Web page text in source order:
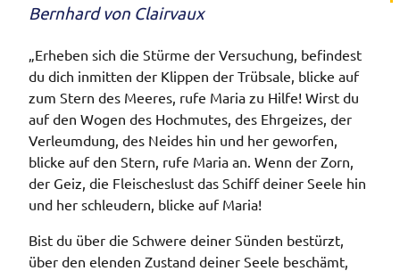
Bernhard von Clairvaux
„Erheben sich die Stürme der Versuchung, befindest
du dich inmitten der Klippen der Trübsale, blicke auf
zum Stern des Meeres, rufe Maria zu Hilfe! Wirst du
auf den Wogen des Hochmutes, des Ehrgeizes, der
Verleumdung, des Neides hin und her geworfen,
blicke auf den Stern, rufe Maria an. Wenn der Zorn,
der Geiz, die Fleischeslust das Schiff deiner Seele hin
und her schleudern, blicke auf Maria!
Bist du über die Schwere deiner Sünden bestürzt,
über den elenden Zustand deiner Seele beschämt,